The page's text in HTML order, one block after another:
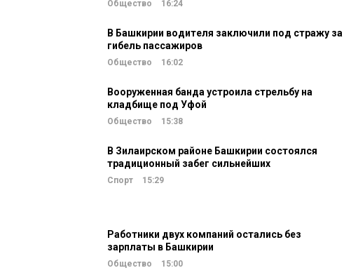
Общество 16:24
В Башкирии водителя заключили под стражу за
гибель пассажиров
Общество 16:02
Вооруженная банда устроила стрельбу на
кладбище под Уфой
Общество 15:38
В Зилаирском районе Башкирии состоялся
традиционный забег сильнейших
Спорт 15:29
Работники двух компаний остались без
зарплаты в Башкирии
Общество 15:00